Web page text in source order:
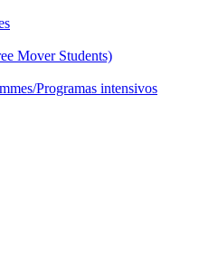
Mover Students)
Programas intensivos